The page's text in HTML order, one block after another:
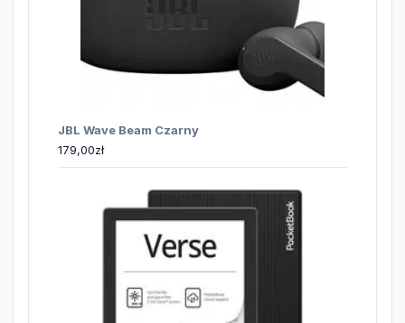
JBL Wave Beam Czarny
179,00zł